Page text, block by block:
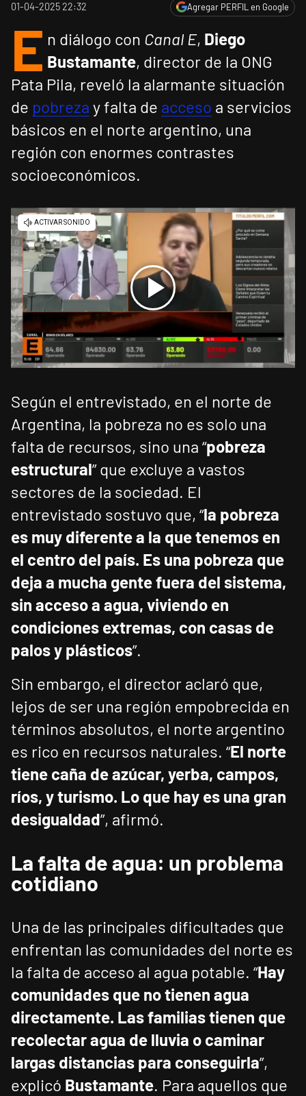
01-04-2025 22:32 Agregar PERFIL en Google
E n diálogo con Canal E, Diego
Bustamante, director de la ONG
Pata Pila, reveló la alarmante situación
de pobreza y falta de acceso a servicios
básicos en el norte argentino, una
región con enormes contrastes
socioeconómicos.
Según el entrevistado, en el norte de
Argentina, la pobreza no es solo una
falta de recursos, sino una “pobreza
estructural” que excluye a vastos
sectores de la sociedad. El
entrevistado sostuvo que, “la pobreza
es muy diferente a la que tenemos en
el centro del país. Es una pobreza que
deja a mucha gente fuera del sistema,
sin acceso a agua, viviendo en
condiciones extremas, con casas de
palos y plásticos”.
Sin embargo, el director aclaró que,
lejos de ser una región empobrecida en
términos absolutos, el norte argentino
es rico en recursos naturales. “El norte
tiene caña de azúcar, yerba, campos,
ríos, y turismo. Lo que hay es una gran
desigualdad”, afirmó.
La falta de agua: un problema
cotidiano
Una de las principales dificultades que
enfrentan las comunidades del norte es
la falta de acceso al agua potable. “Hay
comunidades que no tienen agua
directamente. Las familias tienen que
recolectar agua de lluvia o caminar
largas distancias para conseguirla”,
explicó Bustamante. Para aquellos que